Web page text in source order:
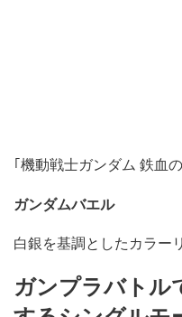
｢機動戦士ガンダム 鉄血
ガンダムバエル
白銀を基調としたカラー
ガンプラバトル